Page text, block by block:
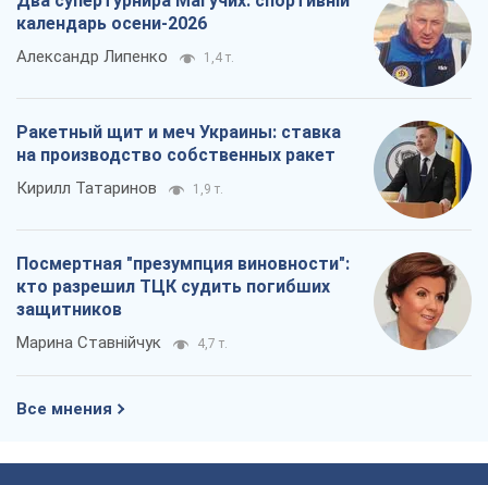
календарь осени-2026
Александр Липенко 1,4 т.
Ракетный щит и меч Украины: ставка
на производство собственных ракет
Кирилл Татаринов 1,9 т.
Посмертная "презумпция виновности":
кто разрешил ТЦК судить погибших
защитников
Марина Ставнійчук 4,7 т.
Все мнения